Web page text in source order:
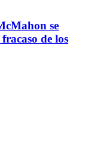
se
de los